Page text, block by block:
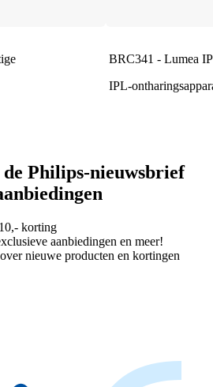
BRC341 - Lumea
IPL-
Philips-nieuwsbrief
korting
aanbiedingen en meer!
nieuwe producten en kortingen